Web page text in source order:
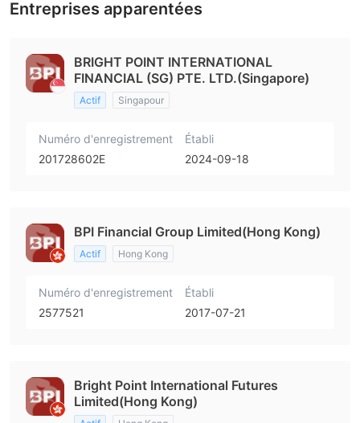
Entreprises apparentées
BRIGHT POINT INTERNATIONAL
FINANCIAL (SG) PTE. LTD.(Singapore)
Actif Singapour
Numéro d'enregistrement
201728602E
Établi
2024-09-18
BPI Financial Group Limited(Hong Kong)
Actif Hong Kong
Numéro d'enregistrement
2577521
Établi
2017-07-21
Bright Point International Futures
Limited(Hong Kong)